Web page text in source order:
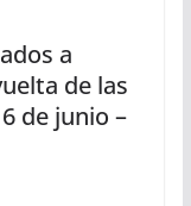
a
de las
de junio –